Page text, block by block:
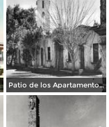
Patio de los Apartamentos Regina